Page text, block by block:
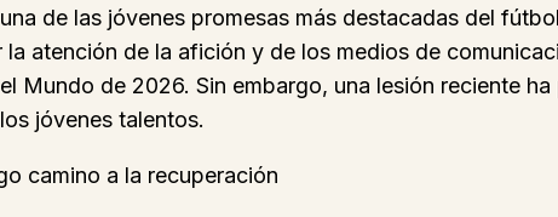
de las jóvenes promesas más destacadas del
atención de la afición y de los medios de
Mundo de 2026. Sin embargo, una lesión reciente
jóvenes talentos.
camino a la recuperación